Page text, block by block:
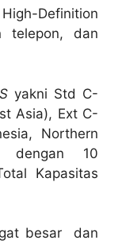
Definition
telepon, dan
yakni Std C-
Asia), Ext C-
Northern
dengan 10
Kapasitas
besar dan